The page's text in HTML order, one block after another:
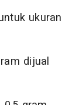
ukuran
dijual